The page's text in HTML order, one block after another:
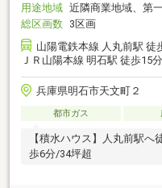
用途地域 近隣商業地域、第
総区画数 3区画
山陽電鉄本線 人丸前駅 徒
ＪＲ山陽本線 明石駅 徒歩15分
兵庫県明石市天文町２
都市ガス
【積水ハウス】人丸前駅
歩6分/34坪超